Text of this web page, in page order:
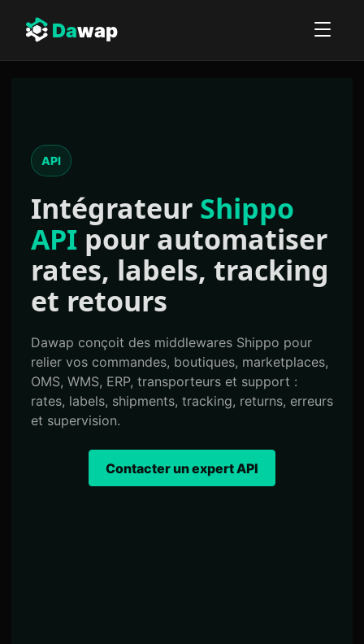
Dawap
API
Intégrateur Shippo
API pour automatiser
rates, labels, tracking
et retours
Dawap conçoit des middlewares Shippo pour
relier vos commandes, boutiques, marketplaces,
OMS, WMS, ERP, transporteurs et support :
rates, labels, shipments, tracking, returns, erreurs
et supervision.
Contacter un expert API